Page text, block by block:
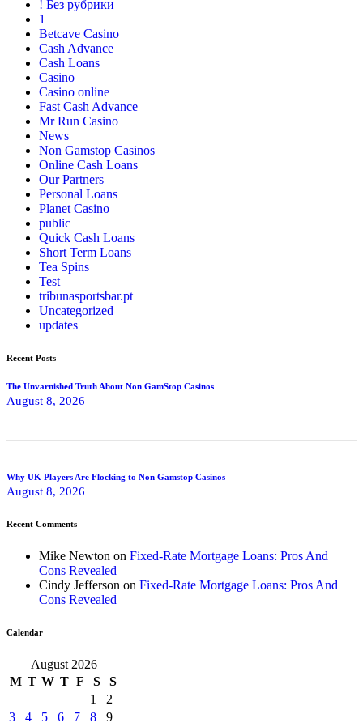
! Без рубрики
1
Betcave Casino
Cash Advance
Cash Loans
Casino
Casino online
Fast Cash Advance
Mr Run Casino
News
Non Gamstop Casinos
Online Cash Loans
Our Partners
Personal Loans
Planet Casino
public
Quick Cash Loans
Short Term Loans
Tea Spins
Test
tribunasportsbar.pt
Uncategorized
updates
Recent Posts
The Unvarnished Truth About Non GamStop Casinos
August 8, 2026
Why UK Players Are Flocking to Non Gamstop Casinos
August 8, 2026
Recent Comments
Mike Newton on Fixed-Rate Mortgage Loans: Pros And
Cons Revealed
Cindy Jefferson on Fixed-Rate Mortgage Loans: Pros And
Cons Revealed
Calendar
August 2026
M T W T F S
S
1
2
3
4 5 6 7 8
9